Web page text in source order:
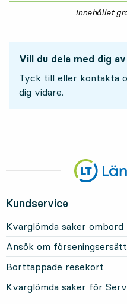
Innehållet
Vill du dela med dig
Tyck till eller kontakta
dig vidare.
Kundservice
Kvarglömda saker ombord
Ansök om
Borttappade resekort
Kvarglömda saker för